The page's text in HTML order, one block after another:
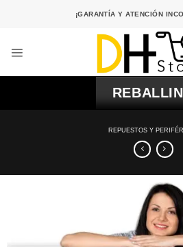
¡GARANTÍA Y ATENCIÓN
REPUESTOS Y